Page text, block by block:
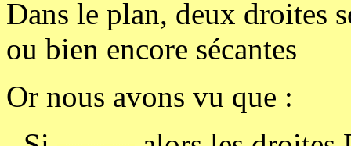
Dans le plan, deux droites
ou bien encore sécantes
Or nous avons vu que :